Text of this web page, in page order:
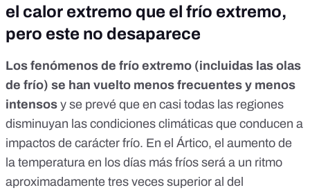
el calor extremo que el frío extremo,
pero este no desaparece
Los fenómenos de frío extremo (incluidas las olas
de frío) se han vuelto menos frecuentes y menos
intensos y se prevé que en casi todas las regiones
disminuyan las condiciones climáticas que conducen a
impactos de carácter frío. En el Ártico, el aumento de
la temperatura en los días más fríos será a un ritmo
aproximadamente tres veces superior al del